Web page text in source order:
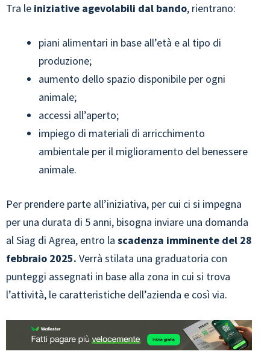
Tra le iniziative agevolabili dal bando, rientrano:
piani alimentari in base all’età e al tipo di
produzione;
aumento dello spazio disponibile per ogni
animale;
accessi all’aperto;
impiego di materiali di arricchimento
ambientale per il miglioramento del benessere
animale.
Per prendere parte all’iniziativa, per cui ci si impegna
per una durata di 5 anni, bisogna inviare una domanda
al Siag di Agrea, entro la scadenza imminente del 28
febbraio 2025. Verrà stilata una graduatoria con
punteggi assegnati in base alla zona in cui si trova
l’attività, le caratteristiche dell’azienda e così via.